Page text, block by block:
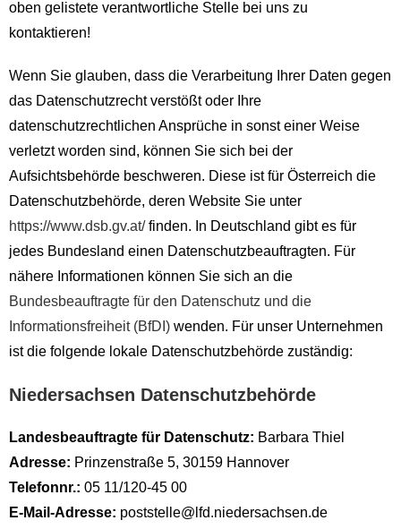
oben gelistete verantwortliche Stelle bei uns zu
kontaktieren!
Wenn Sie glauben, dass die Verarbeitung Ihrer Daten gegen
das Datenschutzrecht verstößt oder Ihre
datenschutzrechtlichen Ansprüche in sonst einer Weise
verletzt worden sind, können Sie sich bei der
Aufsichtsbehörde beschweren. Diese ist für Österreich die
Datenschutzbehörde, deren Website Sie unter
https://www.dsb.gv.at/finden. In Deutschland gibt es für
jedes Bundesland einen Datenschutzbeauftragten. Für
nähere Informationen können Sie sich an die
Bundesbeauftragte für den Datenschutz und die
Informationsfreiheit (BfDI) wenden. Für unser Unternehmen
ist die folgende lokale Datenschutzbehörde zuständig:
Niedersachsen Datenschutzbehörde
Landesbeauftragte für Datenschutz: Barbara Thiel
Adresse: Prinzenstraße 5, 30159 Hannover
Telefonnr.: 05 11/120-45 00
E-Mail-Adresse: poststelle@lfd.niedersachsen.de